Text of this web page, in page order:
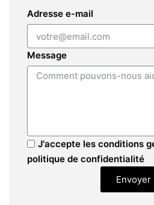
Adresse e-mail
Message
J'accepte les conditions
politique de confidentialité
Envoyer